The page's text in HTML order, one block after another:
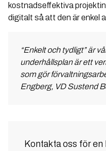
kostnadseffektiva
digitalt så att den är enkel
“Enkelt och tydligt” är
underhållsplan är ett
som gör
Engberg, VD Sustend
Kontakta oss för